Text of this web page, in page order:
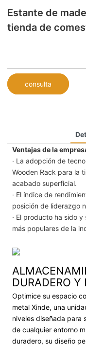
Estante de
tienda de
consulta
Ventajas de la
· La adopción de
Wooden Rack para la
acabado superficial.
· El índice de
posición de liderazgo
· El producto ha sido
más populares de la
DURADERO Y
Optimice su espacio
metal Xinde, una
niveles diseñada para
de cualquier entorno
duradero, su diseño